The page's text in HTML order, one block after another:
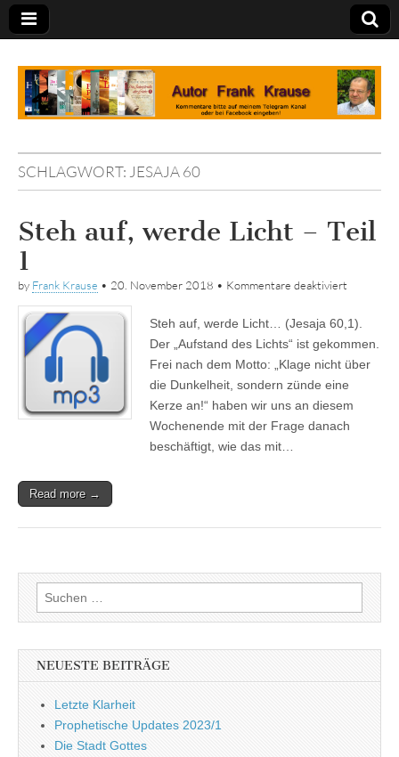
Tagebuch
SCHLAGWORT: JESAJA 60
Steh auf, werde Licht – Teil
1
by Frank Krause • 20. November 2018 • Kommentare deaktiviert
werde
Licht
Teil
1
Steh auf, werde Licht… (Jesaja 60,1).
Der „Aufstand des Lichts“ ist gekommen.
Frei nach dem Motto: „Klage nicht über
die Dunkelheit, sondern zünde eine
Kerze an!“ haben wir uns an diesem
Wochenende mit der Frage danach
beschäftigt, wie das mit…
Read more →
Suchen
nach:
NEUESTE BEITRÄGE
Letzte Klarheit
Prophetische Updates 2023/1
Die Stadt Gottes